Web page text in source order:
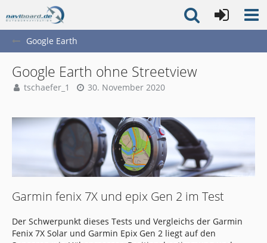
Google Earth
Google Earth ohne Streetview
tschaefer_1 30. November 2020
Garmin fenix 7X und epix Gen 2 im Test
Der Schwerpunkt dieses Tests und Vergleichs der Garmin
Fenix 7X Solar und Garmin Epix Gen 2 liegt auf den